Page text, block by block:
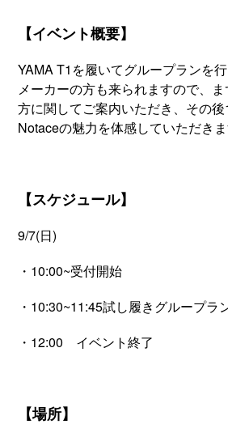
【イベント概要】
YAMA T1を履いてグループランを行
メーカーの方も来られますので、
方に関してご案内いただき、その
Notaceの魅力を体感していただきま
【スケジュール】
9/7(日)
・10:00~受付開始
・10:30~11:45試し履きグループラ
・12:00 イベント終了
【場所】